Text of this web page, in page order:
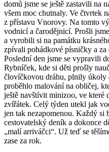
domů jsme se ještě zastavili na
všem moc chutnaly. Ve čtvrtek
z přístavu Vnorovy. Na tomto
vodnicí a čarodějnicí. Prošli
a vyrobili si na památku
zpívali pohádkové písničky a
Poslední den jsme se vypravili
Rybníček, kde si děti prošly
človíčkovou dráhu, plnily úkoly
proběhlo malování na obličej,
ještě navštívit minizoo, ve které
zvířátek. Celý týden utekl jak
jen tak nezapomenou. Každý si
cestovatelský deník a dokonce
„malí arriváčci“. Už teď se
zase za rok.